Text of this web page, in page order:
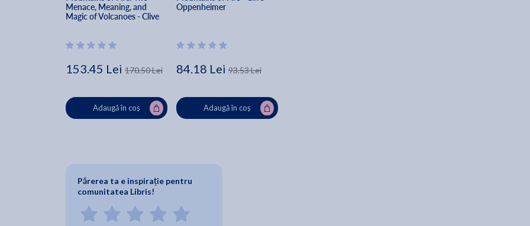
Menace, Meaning, and
Magic of Volcanoes - Clive
153.45 Lei 170.50 Lei
Adaugă în coș
Oppenheimer
84.18 Lei 93.53 Lei
Adaugă în coș
Părerea ta e inspirație pentru
comunitatea Libris!